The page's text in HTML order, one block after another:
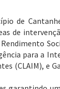
de
de
para a
(CLAIM), e